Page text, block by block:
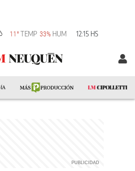
11° TEMP 33% HUM 12:15 HS